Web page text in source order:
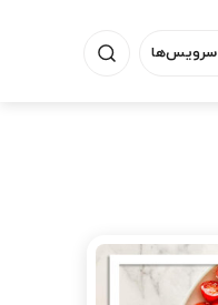
سرویس‌ها